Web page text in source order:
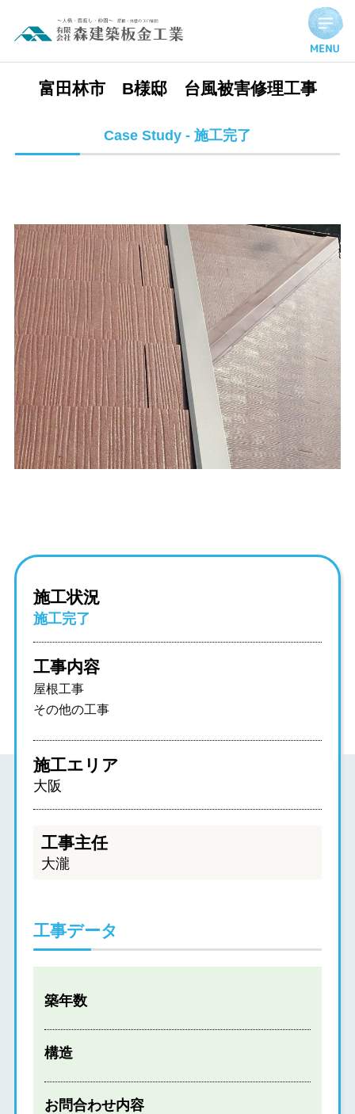
富田林市 B様邸 台風被害修理工事 | 施工完了実績
富田林市 B様邸 台風被害修理工事
Case Study - 施工完了
施工状況
施工完了
工事内容
屋根工事
その他の工事
施工エリア
大阪
工事主任
大瀧
工事データ
築年数
構造
お問合わせ内容